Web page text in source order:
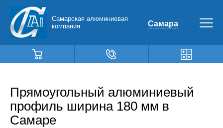
Самарская алюминиевая
компания
Самара
Прямоугольный алюминиевый
профиль ширина 180 мм в
Самаре